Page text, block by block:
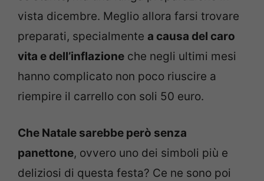
vista dicembre. Meglio allora farsi trovare
preparati, specialmente a causa del caro
vita e dell’inflazione che negli ultimi mesi
hanno complicato non poco riuscire a
riempire il carrello con soli 50 euro.
Che Natale sarebbe però senza
panettone, ovvero uno dei simboli più e
deliziosi di questa festa? Ce ne sono poi